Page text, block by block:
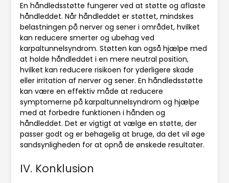
En håndledsstøtte fungerer ved at støtte og aflaste
håndleddet. Når håndleddet er støttet, mindskes
belastningen på nerver og sener i området, hvilket
kan reducere smerter og ubehag ved
karpaltunnelsyndrom. Støtten kan også hjælpe med
at holde håndleddet i en mere neutral position,
hvilket kan reducere risikoen for yderligere skade
eller irritation af nerver og sener. En håndledsstøtte
kan være en effektiv måde at reducere
symptomerne på karpaltunnelsyndrom og hjælpe
med at forbedre funktionen i hånden og
håndleddet. Det er vigtigt at vælge en støtte, der
passer godt og er behagelig at bruge, da det vil øge
sandsynligheden for at opnå de ønskede resultater.
IV. Konklusion